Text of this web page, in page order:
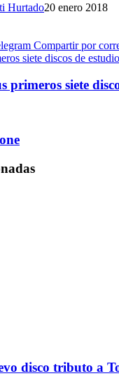
Hurtado20 enero 2018
Compartir por
siete discos de estudio
primeros siete
disco tributo a